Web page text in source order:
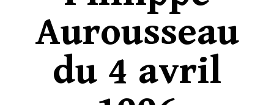
Aurousseau
du 4 avril